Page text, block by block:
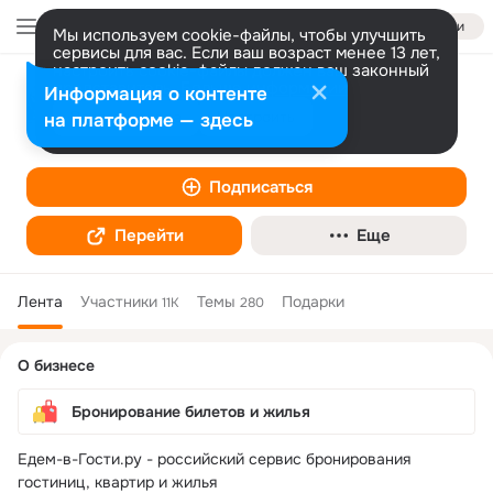
Войти
Мы используем cookie-файлы, чтобы улучшить
сервисы для вас. Если ваш возраст менее 13 лет,
настроить cookie-файлы должен ваш законный
представитель. Больше информации
Разрешить все Настроить
Едем-в-Гости.ру - сервис бронирования
гостиниц
Бронирование билетов и жилья
Подписаться
Перейти Еще
Лента Участники 11K Темы 280 Подарки
колонка
О бизнесе
Бронирование билетов и жилья
Едем-в-Гости.ру - российский сервис бронирования
гостиниц, квартир и жилья
Информация о контенте
на платформе — здесь